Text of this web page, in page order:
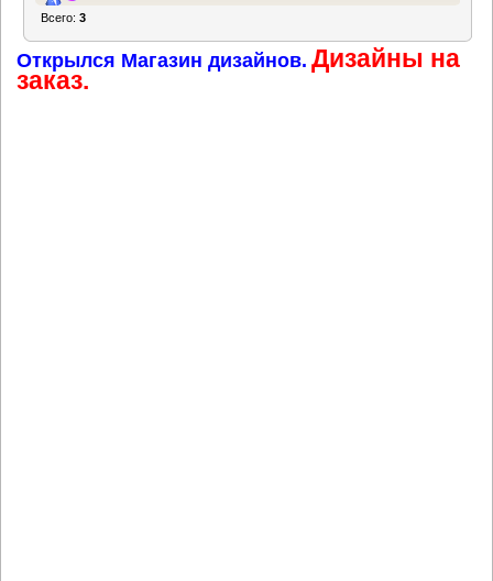
Всего:3
Открылся Магазин дизайнов. Дизайны на
заказ.